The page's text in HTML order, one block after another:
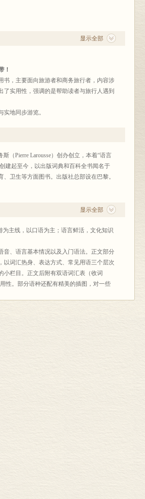
显示全部
！
书，主要面向旅游者和商务旅行者，内容涉
实用性，强调的是帮助读者与旅行人遇到
地同步游览。
（Pierre Larousse）创办创立，本着“语言
建起至今，以出版词典和百科全书闻名于
卫生等方面图书。出版社总部设在巴黎。
显示全部
主线，以口语为主；语言鲜活，文化知识
、语言基本情况以及入门语法。正文部分
以词汇热身、表达方式、常见用语三个层次
栏目。正文后附有双语词汇表（收词
性。部分语种还配有精美的插图，对一些